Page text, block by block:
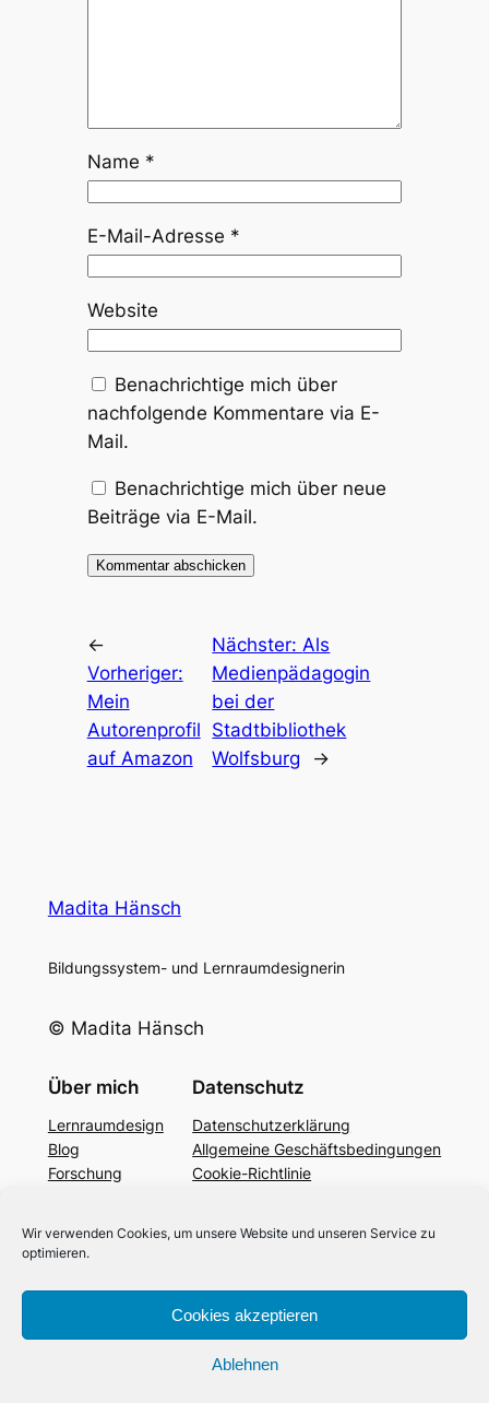
Wir verwenden Cookies, um unsere Website und unseren Service zu
optimieren.
Cookies akzeptieren
Ablehnen
Name *
E-Mail-Adresse *
Website
Benachrichtige mich über
nachfolgende Kommentare via E-
Mail.
Benachrichtige mich über neue
Beiträge via E-Mail.
←
Vorheriger:
Mein
Autorenprofil
auf Amazon
Nächster: Als
Medienpädagogin
bei der
Stadtbibliothek
Wolfsburg
→
Madita Hänsch
Bildungssystem- und Lernraumdesignerin
© Madita Hänsch
Über mich
Lernraumdesign
Blog
Forschung
Bildung 4.0
Datenschutz
Datenschutzerklärung
Allgemeine Geschäftsbedingungen
Cookie-Richtlinie
Impressum